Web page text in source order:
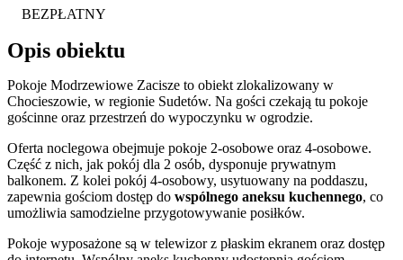
BEZPŁATNY
Opis obiektu
Pokoje Modrzewiowe Zacisze to obiekt zlokalizowany w
Chocieszowie, w regionie Sudetów. Na gości czekają tu pokoje
gościnne oraz przestrzeń do wypoczynku w ogrodzie.
Oferta noclegowa obejmuje pokoje 2-osobowe oraz 4-osobowe.
Część z nich, jak pokój dla 2 osób, dysponuje prywatnym
balkonem. Z kolei pokój 4-osobowy, usytuowany na poddaszu,
zapewnia gościom dostęp do wspólnego aneksu kuchennego, co
umożliwia samodzielne przygotowywanie posiłków.
Pokoje wyposażone są w telewizor z płaskim ekranem oraz dostęp